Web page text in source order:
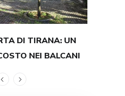
DI TIRANA: UN
NEI BALCANI